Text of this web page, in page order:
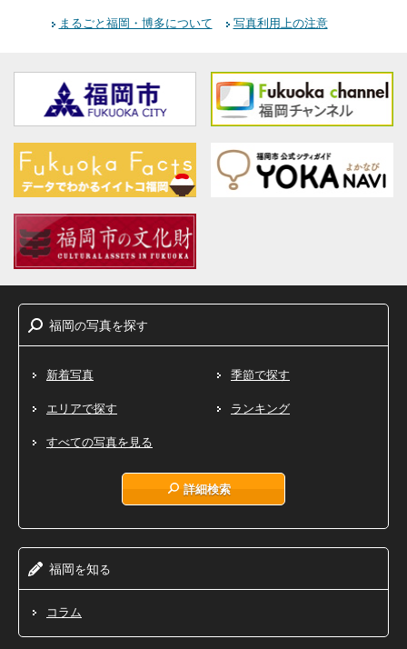
まるごと福岡・博多について 写真利用上の注意
福岡の写真を探す
新着写真 季節で探す
エリアで探す ランキング
すべての写真を見る
詳細検索
福岡を知る
コラム